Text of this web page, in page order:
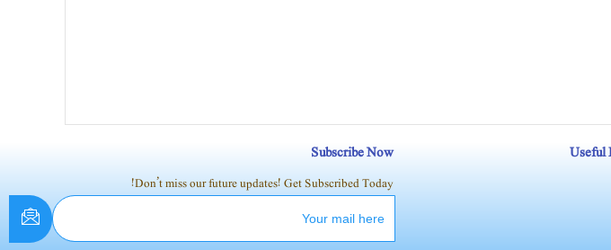
Useful
Subscribe Now
Don’t miss our future updates! Get Subscribed Today!